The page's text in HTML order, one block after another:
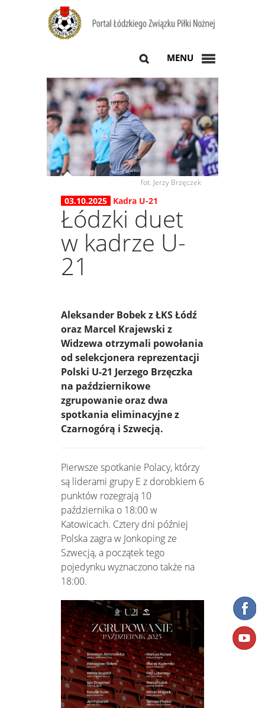
MENU
fot. Jerzy Brzęczek
03.10.2025 Kadra U-21
Łódzki duet
w kadrze U-
21
Aleksander Bobek z ŁKS Łódź
oraz Marcel Krajewski z
Widzewa otrzymali powołania
od selekcjonera reprezentacji
Polski U-21 Jerzego Brzęczka
na październikowe
zgrupowanie oraz dwa
spotkania eliminacyjne z
Czarnogórą i Szwecją.
Pierwsze spotkanie Polacy, którzy
są liderami grupy E z dorobkiem 6
punktów rozegrają 10
października o 18:00 w
Katowicach. Cztery dni później
Polska zagra w Jonkoping ze
Szwecją, a początek tego
pojedynku wyznaczono także na
18:00.